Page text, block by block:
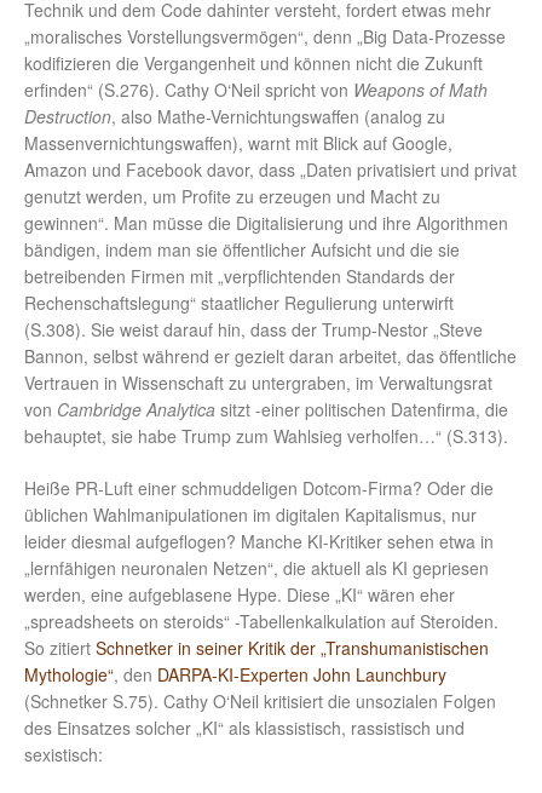
Technik und dem Code dahinter versteht, fordert etwas mehr
„moralisches Vorstellungsvermögen“, denn „Big Data-Prozesse
kodifizieren die Vergangenheit und können nicht die Zukunft
erfinden“ (S.276). Cathy O‘Neil spricht von Weapons of Math
Destruction, also Mathe-Vernichtungswaffen (analog zu
Massenvernichtungswaffen), warnt mit Blick auf Google,
Amazon und Facebook davor, dass „Daten privatisiert und privat
genutzt werden, um Profite zu erzeugen und Macht zu
gewinnen“. Man müsse die Digitalisierung und ihre Algorithmen
bändigen, indem man sie öffentlicher Aufsicht und die sie
betreibenden Firmen mit „verpflichtenden Standards der
Rechenschaftslegung“ staatlicher Regulierung unterwirft
(S.308). Sie weist darauf hin, dass der Trump-Nestor „Steve
Bannon, selbst während er gezielt daran arbeitet, das öffentliche
Vertrauen in Wissenschaft zu untergraben, im Verwaltungsrat
von Cambridge Analytica sitzt -einer politischen Datenfirma, die
behauptet, sie habe Trump zum Wahlsieg verholfen…“ (S.313).
Heiße PR-Luft einer schmuddeligen Dotcom-Firma? Oder die
üblichen Wahlmanipulationen im digitalen Kapitalismus, nur
leider diesmal aufgeflogen? Manche KI-Kritiker sehen etwa in
„lernfähigen neuronalen Netzen“, die aktuell als KI gepriesen
werden, eine aufgeblasene Hype. Diese „KI“ wären eher
„spreadsheets on steroids“ -Tabellenkalkulation auf Steroiden.
So zitiert Schnetker in seiner Kritik der „Transhumanistischen
Mythologie“, den DARPA-KI-Experten John Launchbury
(Schnetker S.75). Cathy O‘Neil kritisiert die unsozialen Folgen
des Einsatzes solcher „KI“ als klassistisch, rassistisch und
sexistisch: